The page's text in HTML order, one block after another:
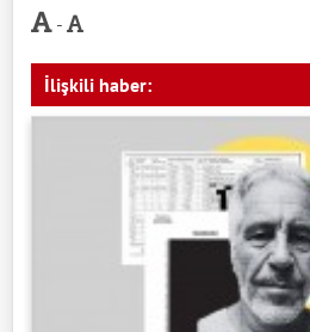
-
İlişkili haber: